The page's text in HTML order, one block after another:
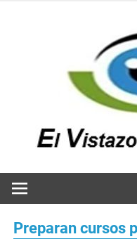
Preparan cursos